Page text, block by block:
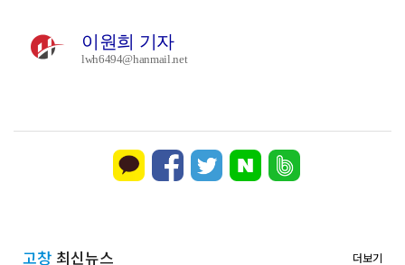
이원희 기자
lwh6494@hanmail.net
고창 최신뉴스 더보기